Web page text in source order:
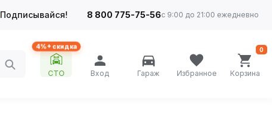
Подписывайся! 8 800 775-75-56с 9:00 до 21:00 ежедневно
4%+ скидка
СТО Вход Гараж Избранное Корзина
0